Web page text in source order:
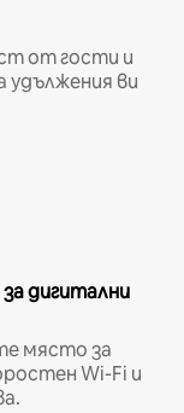
от гости и
удължения ви
дигитални
място за
Wi-Fi и